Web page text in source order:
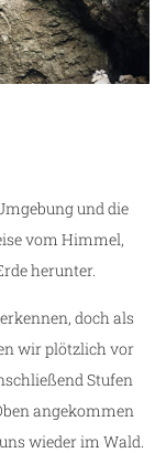
und die
vom Himmel,
herunter.
doch als
wir plötzlich vor
Stufen
angekommen
wieder im Wald.